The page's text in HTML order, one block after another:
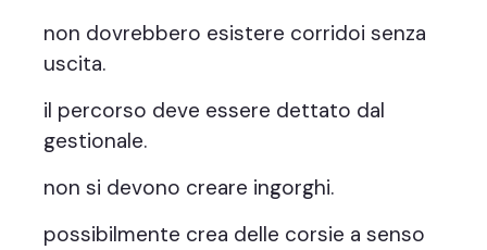
non dovrebbero esistere corridoi senza
uscita.
il percorso deve essere dettato dal
gestionale.
non si devono creare ingorghi.
possibilmente crea delle corsie a senso